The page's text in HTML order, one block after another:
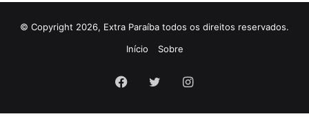
© Copyright 2026, Extra Paraíba todos os direitos reservados.
Início
Sobre
Facebook
TwitterInstagram